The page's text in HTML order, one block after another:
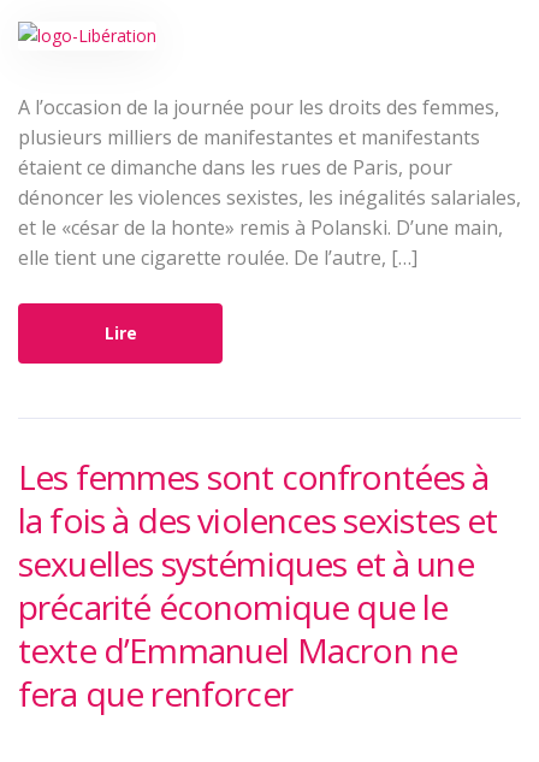
A l’occasion de la journée pour les droits des femmes,
plusieurs milliers de manifestantes et manifestants
étaient ce dimanche dans les rues de Paris, pour
dénoncer les violences sexistes, les inégalités salariales,
et le «césar de la honte» remis à Polanski. D’une main,
elle tient une cigarette roulée. De l’autre, […]
Lire
Les femmes sont confrontées à
la fois à des violences sexistes et
sexuelles systémiques et à une
précarité économique que le
texte d’Emmanuel Macron ne
fera que renforcer